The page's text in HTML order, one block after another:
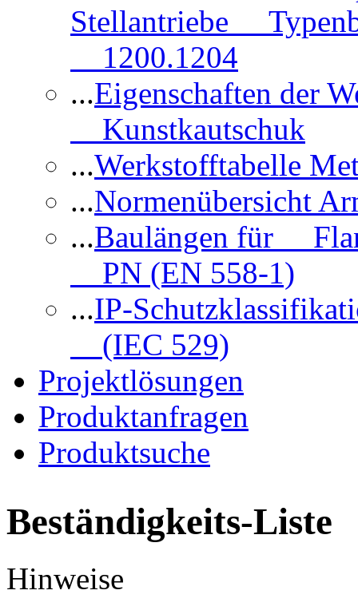
Stellantriebe
1200.1204
...Eigenschaften der
Kunstkautschuk
...Werkstofftabelle
...Normenübersicht
...Baulängen für
PN (EN 558-1)
...IP-
(IEC 529)
Projektlösungen
Produktanfragen
Produktsuche
Beständigkeits-Liste
Hinweise